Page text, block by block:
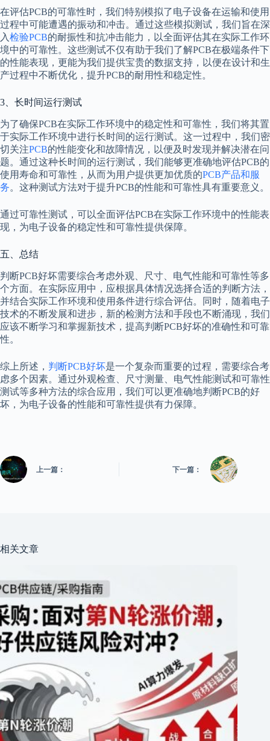
在评估PCB的可靠性时，我们特别模拟了电子设备在运输和使用
过程中可能遭遇的振动和冲击。通过这些模拟测试，我们旨在深
入检验PCB的耐振性和抗冲击能力，以全面评估其在实际工作环
境中的可靠性。这些测试不仅有助于我们了解PCB在极端条件下
的性能表现，更能为我们提供宝贵的数据支持，以便在设计和生
产过程中不断优化，提升PCB的耐用性和稳定性。
3、长时间运行测试
为了确保PCB在实际工作环境中的稳定性和可靠性，我们将其置
于实际工作环境中进行长时间的运行测试。这一过程中，我们密
切关注PCB的性能变化和故障情况，以便及时发现并解决潜在问
题。通过这种长时间的运行测试，我们能够更准确地评估PCB的
使用寿命和可靠性，从而为用户提供更加优质的PCB产品和服
务。这种测试方法对于提升PCB的性能和可靠性具有重要意义。
通过可靠性测试，可以全面评估PCB在实际工作环境中的性能表
现，为电子设备的稳定性和可靠性提供保障。
五、总结
判断PCB好坏需要综合考虑外观、尺寸、电气性能和可靠性等多
个方面。在实际应用中，应根据具体情况选择合适的判断方法，
并结合实际工作环境和使用条件进行综合评估。同时，随着电子
技术的不断发展和进步，新的检测方法和手段也不断涌现，我们
应该不断学习和掌握新技术，提高判断PCB好坏的准确性和可靠
性。
综上所述， 判断PCB好坏是一个复杂而重要的过程，需要综合考
虑多个因素。通过外观检查、尺寸测量、电气性能测试和可靠性
测试等多种方法的综合应用，我们可以更准确地判断PCB的好
坏，为电子设备的性能和可靠性提供有力保障。
上一篇： 下一篇：
相关文章